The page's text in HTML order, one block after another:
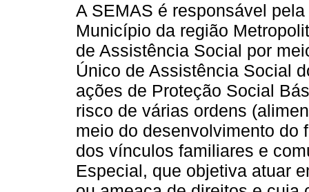
A SEMAS é responsável
Município da região
de Assistência Social por
Único de Assistência Social
ações de Proteção Social
risco de várias ordens
meio do desenvolvimento do
dos vínculos familiares e
Especial, que objetiva atuar